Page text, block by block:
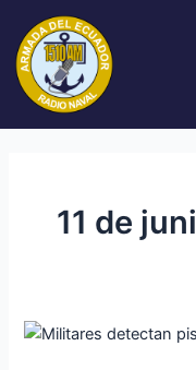
contenido
11 de
Militares